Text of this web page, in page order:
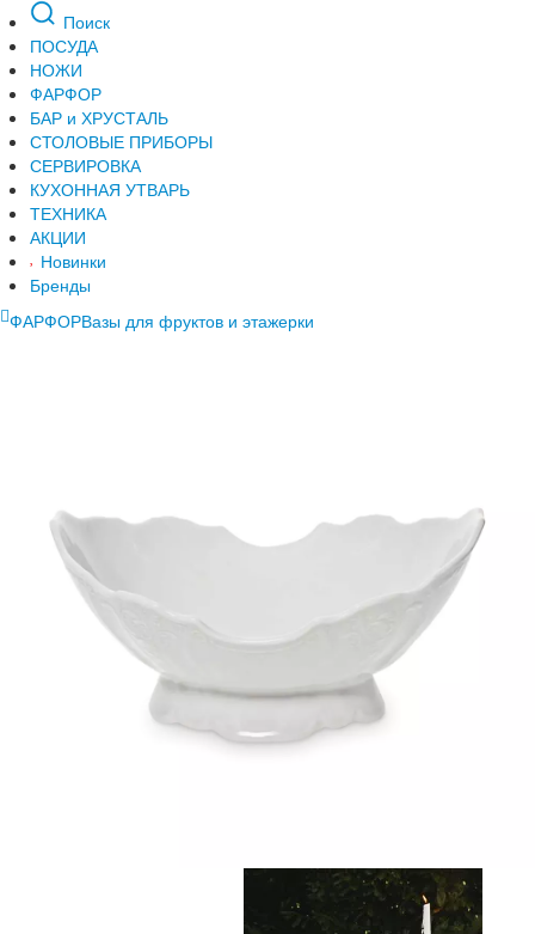
Поиск
ПОСУДА
НОЖИ
ФАРФОР
БАР и ХРУСТАЛЬ
СТОЛОВЫЕ ПРИБОРЫ
СЕРВИРОВКА
КУХОННАЯ УТВАРЬ
ТЕХНИКА
АКЦИИ
Новинки
Бренды
ФАРФОРВазы для фруктов и этажерки